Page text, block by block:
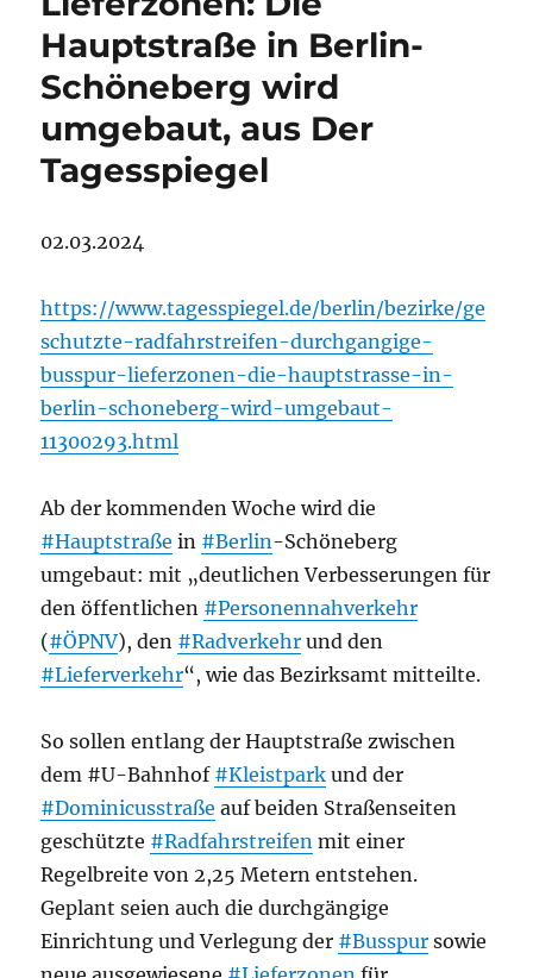
Hauptstraße in Berlin-
Schöneberg wird
umgebaut, aus Der
Tagesspiegel
02.03.2024
https://www.tagesspiegel.de/berlin/bezirke/ge
schutzte-radfahrstreifen-durchgangige-
busspur-lieferzonen-die-hauptstrasse-in-
berlin-schoneberg-wird-umgebaut-
11300293.html
Ab der kommenden Woche wird die
#Hauptstraße in #Berlin-Schöneberg
umgebaut: mit „deutlichen Verbesserungen für
den öffentlichen #Personennahverkehr
(#ÖPNV), den #Radverkehr und den
#Lieferverkehr“, wie das Bezirksamt mitteilte.
So sollen entlang der Hauptstraße zwischen
dem #U-Bahnhof #Kleistpark und der
#Dominicusstraße auf beiden Straßenseiten
geschützte #Radfahrstreifen mit einer
Regelbreite von 2,25 Metern entstehen.
Geplant seien auch die durchgängige
Einrichtung und Verlegung der #Busspur sowie